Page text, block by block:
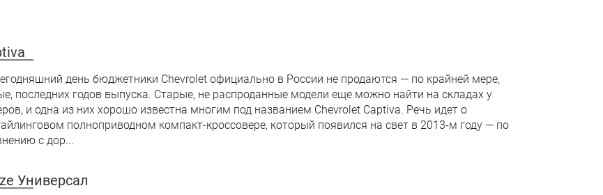
день бюджетники Chevrolet официально в России не продаются — по крайней мере,
последних годов выпуска. Старые, не распроданные модели еще можно найти на складах у
и одна из них хорошо известна многим под названием Chevrolet Captiva. Речь идет о
полноприводном компакт-кроссовере, который появился на свет в 2013-м году — по
с дор...
Универсал